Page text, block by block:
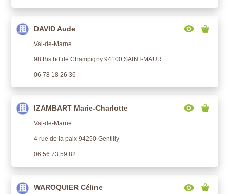
DAVID Aude
Val-de-Marne
98 Bis bd de Champigny 94100 SAINT-MAUR
06 78 18 26 36
IZAMBART Marie-Charlotte
Val-de-Marne
4 rue de la paix 94250 Gentilly
06 56 73 59 82
WAROQUIER Céline